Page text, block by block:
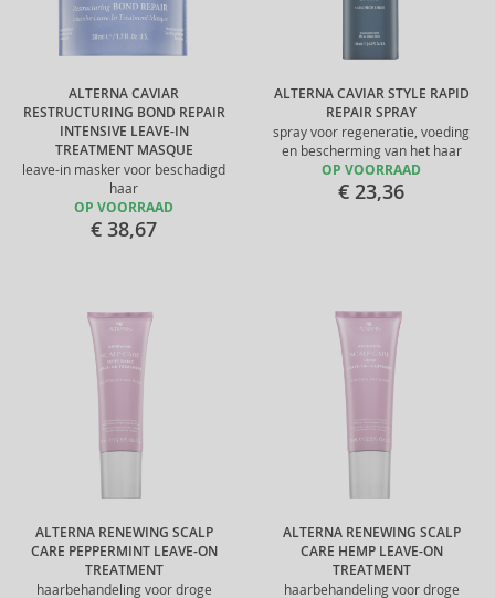
ALTERNA CAVIAR
RESTRUCTURING BOND REPAIR
INTENSIVE LEAVE-IN
TREATMENT MASQUE
leave-in masker voor beschadigd
haar
OP VOORRAAD
€ 38,67
ALTERNA CAVIAR STYLE RAPID
REPAIR SPRAY
spray voor regeneratie, voeding
en bescherming van het haar
OP VOORRAAD
€ 23,36
ALTERNA RENEWING SCALP
CARE PEPPERMINT LEAVE-ON
TREATMENT
haarbehandeling voor droge
ALTERNA RENEWING SCALP
CARE HEMP LEAVE-ON
TREATMENT
haarbehandeling voor droge